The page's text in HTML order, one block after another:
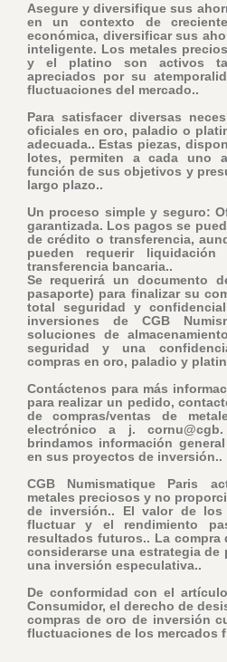
Asegure y diversifique sus
en un contexto de
económica, diversificar sus
inteligente. Los metales
y el platino son activos
apreciados por su
fluctuaciones del mercado..
Para satisfacer diversas
oficiales en oro, paladio o
adecuada.. Estas piezas,
lotes, permiten a cada uno
función de sus objetivos y
largo plazo..
Un proceso simple y seguro:
garantizada. Los pagos se
de crédito o transferencia,
pueden requerir liquidación
transferencia bancaria..
Se requerirá un documento
pasaporte) para finalizar su
total seguridad y
inversiones de CGB
soluciones de
seguridad y una
compras en oro, paladio y
Contáctenos para más
para realizar un pedido,
de compras/ventas de
electrónico a j.
brindamos información
en sus proyectos de inversión..
CGB Numismatique Paris
metales preciosos y no
de inversión.. El valor de los
fluctuar y el rendimiento
resultados futuros.. La compra
considerarse una estrategia de
una inversión especulativa..
De conformidad con el
Consumidor, el derecho de
compras de oro de inversión
fluctuaciones de los mercados